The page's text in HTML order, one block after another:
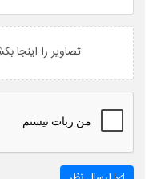
تصاویر را اینجا